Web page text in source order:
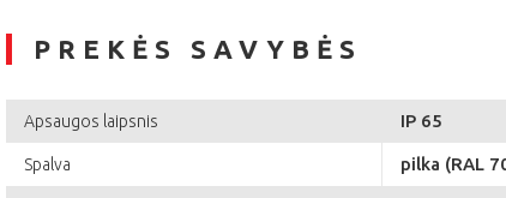
PREKĖS SAVYBĖS
Apsaugos laipsnis IP 65
Spalva pilka (RAL